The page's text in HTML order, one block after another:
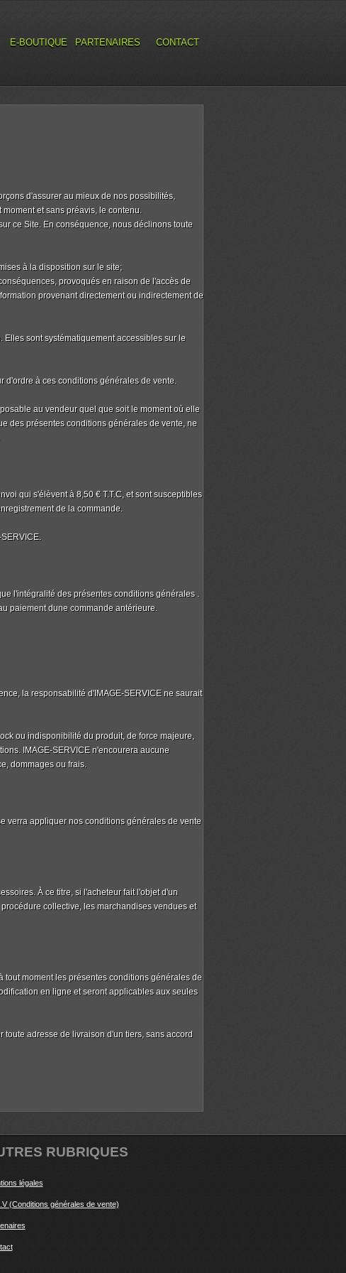
E-BOUTIQUE PARTENAIRES CONTACT
d'assurer au mieux de nos possibilités,
et sans préavis, le contenu.
ce Site. En conséquence, nous déclinons toute
à la disposition sur le site;
provoqués en raison de l'accès de
provenant directement ou indirectement de
sont systématiquement accessibles sur le
d'ordre à ces conditions générales de vente.
au vendeur quel que soit le moment où elle
des présentes conditions générales de vente, ne
qui s'élèvent à 8,50 € T.T.C, et sont susceptibles
de la commande.
l'intégralité des présentes conditions générales .
paiement dune commande antérieure.
la responsabilité d'IMAGE-SERVICE ne saurait
ou indisponibilité du produit, de force majeure,
IMAGE-SERVICE n'encourera aucune
dommages ou frais.
verra appliquer nos conditions générales de vente
À ce titre, si l'acheteur fait l'objet d'un
collective, les marchandises vendues et
tout moment les présentes conditions générales de
en ligne et seront applicables aux seules
toute adresse de livraison d'un tiers, sans accord
RUBRIQUES
légales
(Conditions générales de vente)